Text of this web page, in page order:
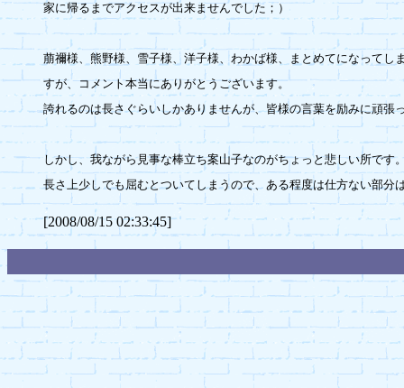
家に帰るまでアクセスが出来ませんでした；）
萠禰様、熊野様、雪子様、洋子様、わかば様、まとめてになってし
すが、コメント本当にありがとうございます。
誇れるのは長さぐらいしかありませんが、皆様の言葉を励みに頑張
しかし、我ながら見事な棒立ち案山子なのがちょっと悲しい所です
[2008/08/15 02:33:45]